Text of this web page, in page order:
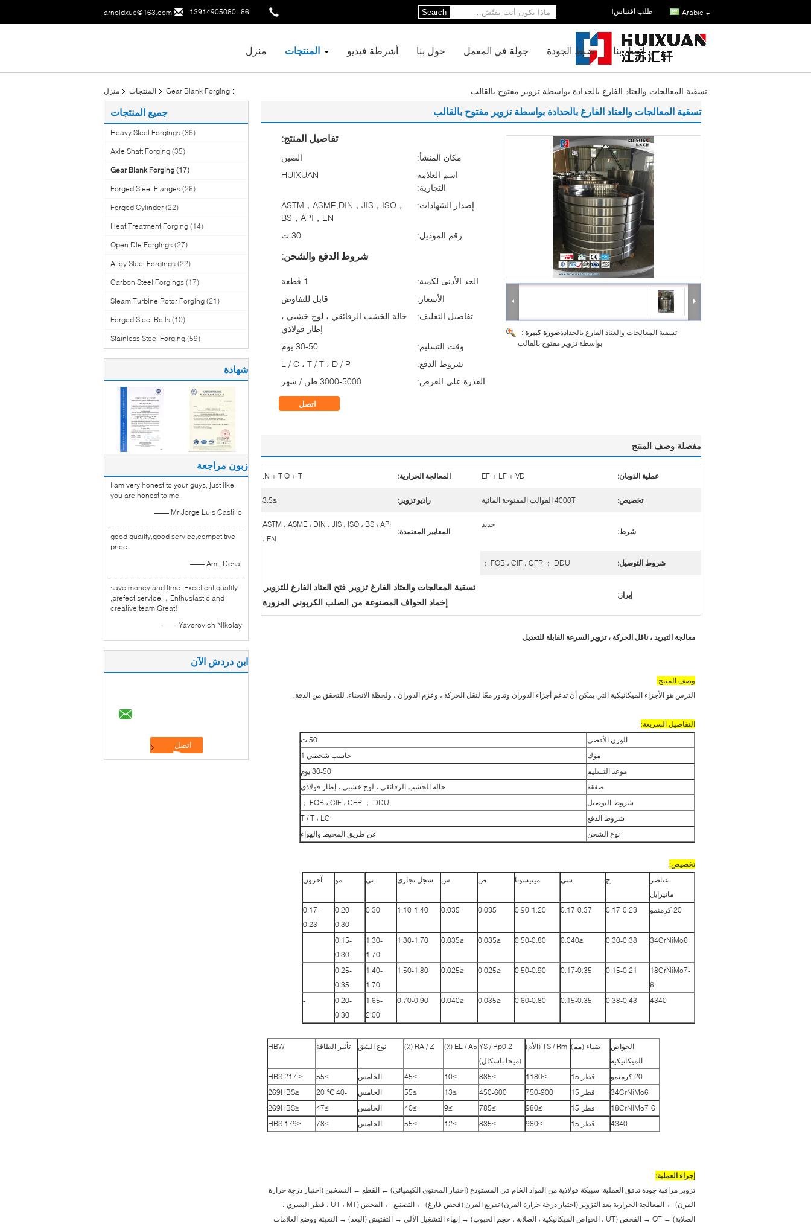
arnoldxue@163.com 86--13914905080 Arabic طلب اقتباس|
Search
منزل المنتجات أشرطة فيديو حول بنا جولة في المعمل ضبط الجودة اتصل بنا
منزل المنتجات Gear Blank Forging تسقية المعالجات والعتاد الفارغ بالحدادة بواسطة تزوير مفتوح بالقالب
جميع المنتجات
Heavy Steel Forgings (36)
Axle Shaft Forging (35)
Gear Blank Forging (17)
Forged Steel Flanges (26)
Forged Cylinder (22)
Heat Treatment Forging (14)
Open Die Forgings (27)
Alloy Steel Forgings (22)
Carbon Steel Forgings (17)
Steam Turbine Rotor Forging (21)
Forged Steel Rolls (10)
Stainless Steel Forging (59)
شهادة
زبون مراجعة
I am very honest to your guys, just like
you are honest to me.
—— Mr.Jorge Luis Castillo
good quailty,good service,competitive
price.
—— Amit Desai
save money and time ,Excellent quality
,prefect service ，Enthusiastic and
creative team.Great!
—— Yavorovich Nikolay
ابن دردش الآن
تسقية المعالجات والعتاد الفارغ بالحدادة بواسطة تزوير مفتوح بالقالب
صورة كبيرة :تسقية المعالجات والعتاد الفارغ بالحدادة
بواسطة تزوير مفتوح بالقالب
تفاصيل المنتج:
مكان المنشأ:
الصين
اسم العلامة
التجارية:
HUIXUAN
إصدار الشهادات:
ASTM，ASME,DIN，JIS，ISO，
BS，API，EN
رقم الموديل:
30 ت
شروط الدفع والشحن:
الحد الأدنى لكمية:
1 قطعة
الأسعار:
قابل للتفاوض
تفاصيل التغليف:
حالة الخشب الرقائقي ، لوح خشبي ،
إطار فولاذي
وقت التسليم:
30-50 يوم
شروط الدفع:
L / C ، T / T ، D / P
القدرة على العرض:
3000-5000 طن / شهر
اتصل
مفصلة وصف المنتج
عملية الذوبان: EF + LF + VD المعالجة الحرارية: N + T Q + T.
تخصيص: 4000T القوالب المفتوحة المائية راديو تزوير: ≥3.5
شرط:
جديد
المعايير المعتمدة:
ASTM ، ASME ، DIN ، JIS ، ISO ، BS ، API
، EN
شروط التوصيل: FOB ، CIF ، CFR ； DDU ；
إبراز:
تسقية المعالجات والعتاد الفارغ تزوير , فتح العتاد الفارغ للتزوير ,
إخماد الحواف المصنوعة من الصلب الكربوني المزورة
معالجة التبريد ، ناقل الحركة ، تزوير السرعة القابلة للتعديل
وصف المنتج:
الترس هو الأجزاء الميكانيكية التي يمكن أن تدعم أجزاء الدوران وتدور معًا لنقل الحركة ، وعزم الدوران ، ولحظة الانحناء. للتحقق من الدقة.
التفاصيل السريعة:
الوزن الأقصى
50 ت
موك
حاسب شخصي 1
موعد التسليم
30-50 يوم
صفقة
حالة الخشب الرقائقي ، لوح خشبي ، إطار فولاذي
شروط التوصيل
FOB ، CIF ، CFR ； DDU ；
شروط الدفع
T / T ، LC
نوع الشحن
عن طريق المحيط والهواء
تخصيص:
عناصر
ماتيرايل
ج سي مينيسوتا ص س سجل تجاري ني مو آحرون
20 كرمنمو 0.17-0.23
0.17-0.37
0.90-1.20
0.035
0.035
1.10-1.40
0.30
0.20-
0.30
0.17-
0.23
34CrNiMo6
0.30-0.38
≤0.040
0.50-0.80
≤0.035
≤0.035
1.30-1.70
1.30-
1.70
0.15-
0.30
18CrNiMo7-
6
0.15-0.21
0.17-0.35
0.50-0.90
≤0.025
≤0.025
1.50-1.80
1.40-
1.70
0.25-
0.35
4340
0.38-0.43
0.15-0.35
0.60-0.80
≤0.035
≤0.040
0.70-0.90
1.65-
2.00
0.20-
0.30
-
الخواص
الميكانيكية
ضياء (مم) TS / Rm (الأم)
YS / Rp0.2
(ميجا باسكال)
EL / A5 (٪) RA / Z (٪) نوع الشق تأثير الطاقة HBW
20 كرمنمو قطر 15 ≥1180
≥885
≥10
≥45 الخامس ≥55
≤ 217 HBS
34CrNiMo6
قطر 15 750-900
450-600
≥13
≥55 الخامس -40 ℃ 20
≤269HBS
18CrNiMo7-6
قطر 15 ≥980
≥785
≥9
≥40 الخامس ≥47
≤269HBS
4340
قطر 15 ≥980
≥835
≥12
≥55 الخامس ≥78
≤179 HBS
إجراء العملية:
تزوير مراقبة جودة تدفق العملية: سبيكة فولاذية من المواد الخام في المستودع (اختبار المحتوى الكيميائي) ← القطع ← التسخين (اختبار درجة حرارة
الفرن) ← المعالجة الحرارية بعد التزوير (اختبار درجة حرارة الفرن) تفريغ الفرن (فحص فارغ) ← التصنيع ← الفحص (UT ، MT ، قطر البصري ،
الصلابة) → QT → الفحص (UT ، الخواص الميكانيكية ، الصلابة ، حجم الحبوب) → إنهاء التشغيل الآلي → التفتيش (البعد) → التعبئة ووضع العلامات